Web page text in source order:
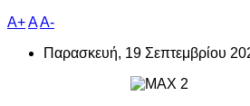
A+AA-
Παρασκευή, 19 Σεπτεμβρίου